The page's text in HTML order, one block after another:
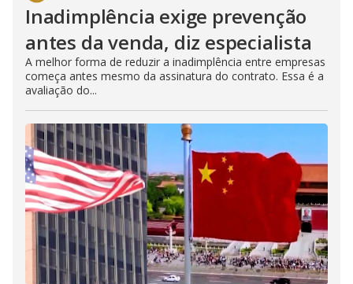
Inadimplência exige prevenção
antes da venda, diz especialista
A melhor forma de reduzir a inadimplência entre empresas
começa antes mesmo da assinatura do contrato. Essa é a
avaliação do...